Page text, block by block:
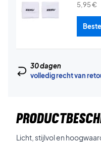
5,95€
30 dagen
volledig recht van
Licht, stijlvol en